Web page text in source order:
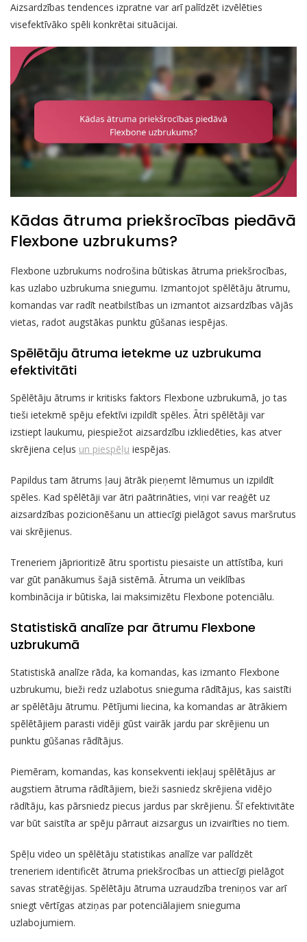
Aizsardzības tendences izpratne var arī palīdzēt izvēlēties
visefektīvāko spēli konkrētai situācijai.
Kādas ātruma priekšrocības piedāvā
Flexbone uzbrukums?
Flexbone uzbrukums nodrošina būtiskas ātruma priekšrocības,
kas uzlabo uzbrukuma sniegumu. Izmantojot spēlētāju ātrumu,
komandas var radīt neatbilstības un izmantot aizsardzības vājās
vietas, radot augstākas punktu gūšanas iespējas.
Spēlētāju ātruma ietekme uz uzbrukuma
efektivitāti
Spēlētāju ātrums ir kritisks faktors Flexbone uzbrukumā, jo tas
tieši ietekmē spēju efektīvi izpildīt spēles. Ātri spēlētāji var
izstiept laukumu, piespiežot aizsardzību izkliedēties, kas atver
skrējiena ceļus un piespēļu iespējas.
Papildus tam ātrums ļauj ātrāk pieņemt lēmumus un izpildīt
spēles. Kad spēlētāji var ātri paātrināties, viņi var reaģēt uz
aizsardzības pozicionēšanu un attiecīgi pielāgot savus maršrutus
vai skrējienus.
Treneriem jāprioritizē ātru sportistu piesaiste un attīstība, kuri
var gūt panākumus šajā sistēmā. Ātruma un veiklības
kombinācija ir būtiska, lai maksimizētu Flexbone potenciālu.
Statistiskā analīze par ātrumu Flexbone
uzbrukumā
Statistiskā analīze rāda, ka komandas, kas izmanto Flexbone
uzbrukumu, bieži redz uzlabotus snieguma rādītājus, kas saistīti
ar spēlētāju ātrumu. Pētījumi liecina, ka komandas ar ātrākiem
spēlētājiem parasti vidēji gūst vairāk jardu par skrējienu un
punktu gūšanas rādītājus.
Piemēram, komandas, kas konsekventi iekļauj spēlētājus ar
augstiem ātruma rādītājiem, bieži sasniedz skrējiena vidējo
rādītāju, kas pārsniedz piecus jardus par skrējienu. Šī efektivitāte
var būt saistīta ar spēju pārraut aizsargus un izvairīties no tiem.
Spēļu video un spēlētāju statistikas analīze var palīdzēt
treneriem identificēt ātruma priekšrocības un attiecīgi pielāgot
savas stratēģijas. Spēlētāju ātruma uzraudzība treniņos var arī
sniegt vērtīgas atziņas par potenciālajiem snieguma
uzlabojumiem.